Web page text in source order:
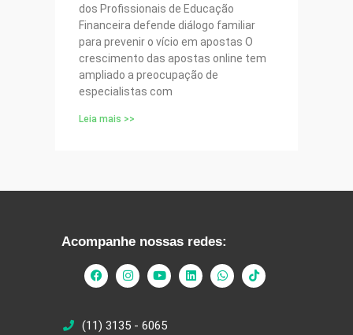
dos Profissionais de Educação
Financeira defende diálogo familiar
para prevenir o vício em apostas O
crescimento das apostas online tem
ampliado a preocupação de
especialistas com
Leia mais >>
Acompanhe nossas redes:
(11) 3135 - 6065